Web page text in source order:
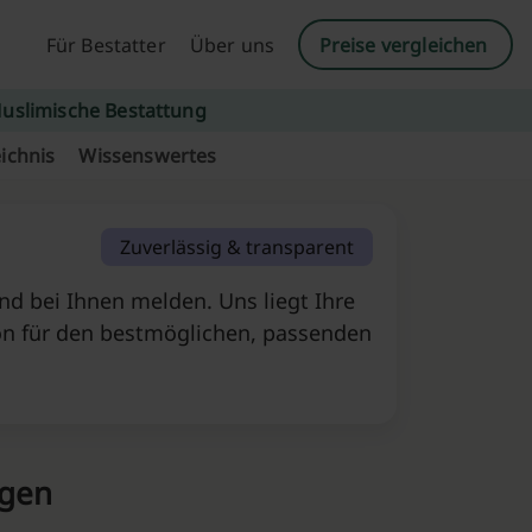
Für Bestatter Über uns Preise vergleichen
Bestattung
Wissenswertes
Zuverlässig & transparent
bei Ihnen melden. Uns liegt Ihre
für den bestmöglichen, passenden